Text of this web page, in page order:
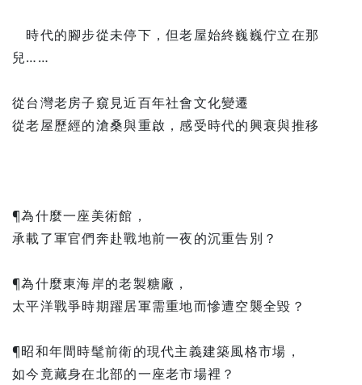
時代的腳步從未停下，但老屋始終巍巍佇立在那
兒……
從台灣老房子窺見近百年社會文化變遷
從老屋歷經的滄桑與重啟，感受時代的興衰與推移
¶為什麼一座美術館，
承載了軍官們奔赴戰地前一夜的沉重告別？
¶為什麼東海岸的老製糖廠，
太平洋戰爭時期躍居軍需重地而慘遭空襲全毀？
¶昭和年間時髦前衛的現代主義建築風格市場，
如今竟藏身在北部的一座老市場裡？